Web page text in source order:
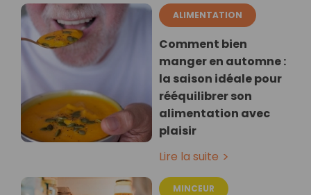
ALIMENTATION
Comment bien
manger en automne :
la saison idéale pour
rééquilibrer son
alimentation avec
plaisir
Lire la suite
MINCEUR